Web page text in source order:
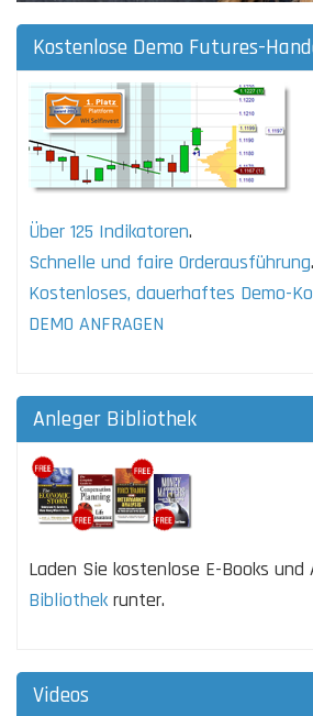
Kostenlose Demo Futures-
Über 125 Indikatoren.
Schnelle und faire Orderausführung.
Kostenloses, dauerhaftes Demo-
DEMO ANFRAGEN
Anleger Bibliothek
Laden Sie kostenlose E-Books
Bibliothekrunter.
Videos